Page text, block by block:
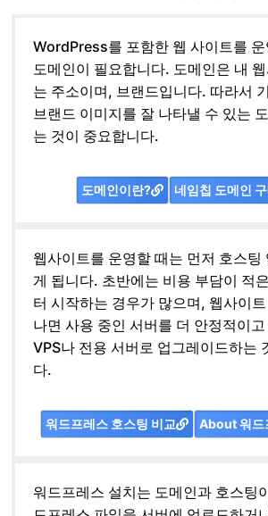
WordPress를 포함한 웹 사이트를 운
도메인이 필요합니다. 도메인은 내
는 주소이며, 브랜드입니다. 따라서
브랜드 이미지를 잘 나타낼 수 있는
는 것이 중요합니다.
도메인이란? 네임칩 도메인
웹사이트를 운영할 때는 먼저 호스팅
게 됩니다. 초반에는 비용 부담이 적
터 시작하는 경우가 많으며, 웹사이
나면 사용 중인 서버를 더 안정적이
VPS나 전용 서버로 업그레이드하는
다.
워드프레스 호스팅 비교 About 워드
워드프레스 설치는 도메인과 호스팅